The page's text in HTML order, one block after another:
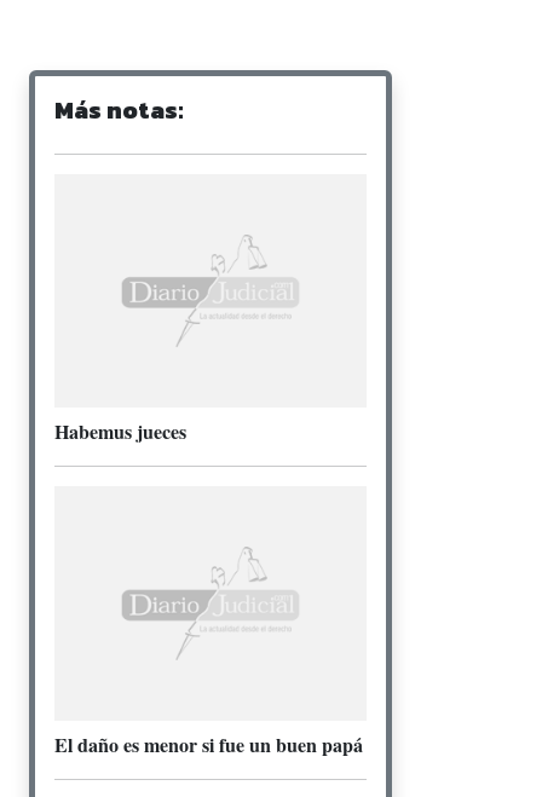
Más notas:
Habemus jueces
El daño es menor si fue un buen papá